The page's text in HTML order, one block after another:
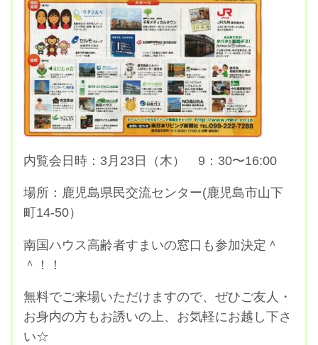
内覧会日時：3月23日（木） 9：30〜16:00
場所：鹿児島県民交流センター(鹿児島市山下
町14-50）
南国ハウス高齢者すまいの窓口も参加決定＾
＾！！
無料でご来場いただけますので、ぜひご友人・
お身内の方もお誘いの上、お気軽にお越し下さ
い☆